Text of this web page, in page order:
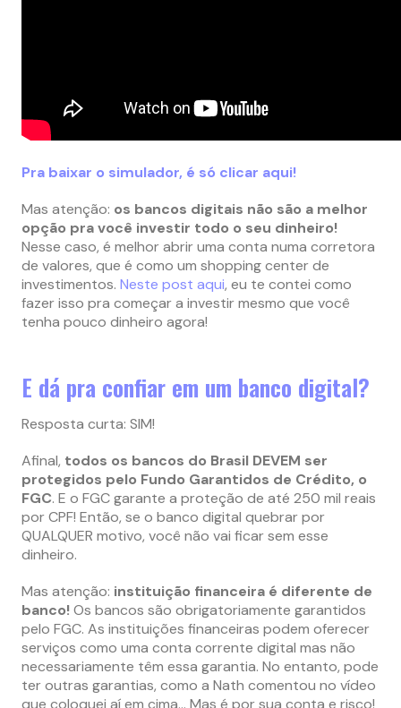
Pra baixar o simulador, é só clicar aqui!
Mas atenção: os bancos digitais não são a melhor
opção pra você investir todo o seu dinheiro!
Nesse caso, é melhor abrir uma conta numa corretora
de valores, que é como um shopping center de
investimentos. Neste post aqui, eu te contei como
fazer isso pra começar a investir mesmo que você
tenha pouco dinheiro agora!
E dá pra confiar em um banco digital?
Resposta curta: SIM!
Afinal, todos os bancos do Brasil DEVEM ser
protegidos pelo Fundo Garantidos de Crédito, o
FGC. E o FGC garante a proteção de até 250 mil reais
por CPF! Então, se o banco digital quebrar por
QUALQUER motivo, você não vai ficar sem esse
dinheiro.
Mas atenção: instituição financeira é diferente de
banco!Os bancos são obrigatoriamente garantidos
pelo FGC. As instituições financeiras podem oferecer
serviços como uma conta corrente digital mas não
necessariamente têm essa garantia. No entanto, pode
ter outras garantias, como a Nath comentou no vídeo
que coloquei aí em cima… Mas é por sua conta e risco!